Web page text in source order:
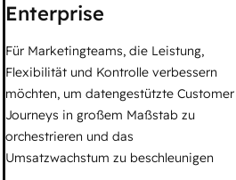
Enterprise
Für Marketingteams, die Leistung,
Flexibilität und Kontrolle verbessern
möchten, um datengestützte Customer
Journeys in großem Maßstab zu
orchestrieren und das
Umsatzwachstum zu beschleunigen